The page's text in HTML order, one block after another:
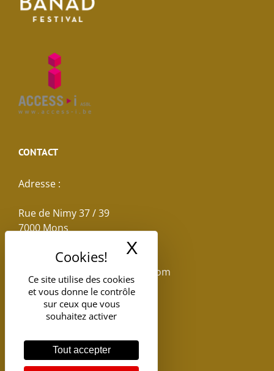
Ce site utilise des cookies
et vous donne le contrôle
sur ceux que vous
souhaitez activer
Tout accepter
X
CONTACT
Adresse :
Rue de Nimy 37 / 39
7000 Mons
reservations.losseau@gmail.com
Tel: +32(0)65.398.880